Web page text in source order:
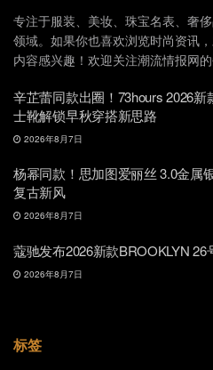
专注于服装、美妆、珠宝名表、奢
领域。如果你也喜欢浏览时尚资讯
内容感兴趣！欢迎关注潮流情报网的
辛芷蕾同款出圈！73hours 2026新
士靴解锁早秋穿搭新思路
2026年8月7日
杨幂同款！思加图爱丽丝 3.0金属
复古新风
2026年8月7日
蔻驰发布2026新款BROOKLYN 26
2026年8月7日
标签